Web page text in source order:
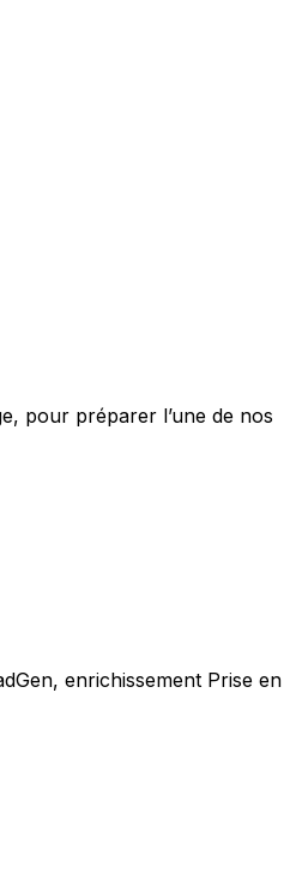
pour préparer l’une de nos
enrichissement Prise en